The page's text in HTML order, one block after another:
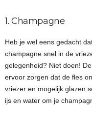
1. Champagne
Heb je wel eens gedacht
champagne snel in de
gelegenheid? Niet doen!
ervoor zorgen dat de fles
vriezer en mogelijk glazen
ijs en water om je